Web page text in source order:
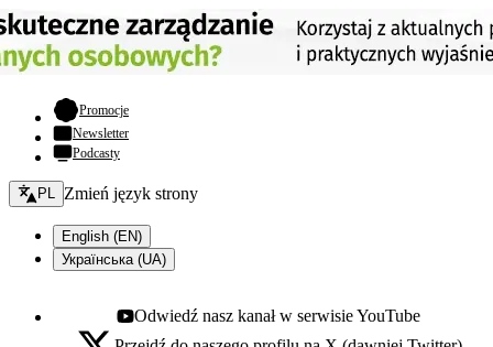
Promocje- otwiera się w nowej karcie
Newsletter
Podcasty
Zmień język - bieżący:
PL Zmień język strony
English (EN)
Українська (UA)
Youtube - otwiera się w nowej karcie
Odwiedź nasz kanał w serwisie YouTube